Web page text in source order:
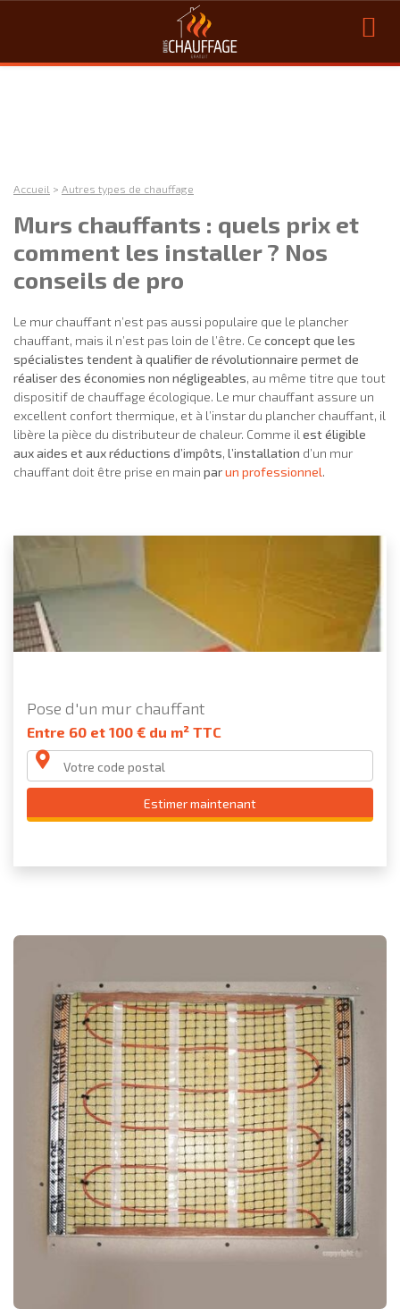
Accueil > Autres types de chauffage
Murs chauffants : quels prix et
comment les installer ? Nos
conseils de pro
Le mur chauffant n’est pas aussi populaire que le plancher
chauffant, mais il n’est pas loin de l’être. Ce concept que les
spécialistes tendent à qualifier de révolutionnaire permet de
réaliser des économies non négligeables, au même titre que tout
dispositif de chauffage écologique. Le mur chauffant assure un
excellent confort thermique, et à l’instar du plancher chauffant, il
libère la pièce du distributeur de chaleur. Comme il est éligible
aux aides et aux réductions d’impôts, l’installation d’un mur
chauffant doit être prise en main parun professionnel.
Pose d'un mur chauffant
Entre 60 et 100 € du m² TTC
Estimer maintenant